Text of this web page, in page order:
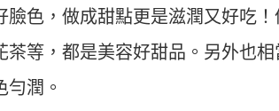
臉色，做成甜點更是滋潤又好吃
茶等，都是美容好甜品。另外也
勻潤。